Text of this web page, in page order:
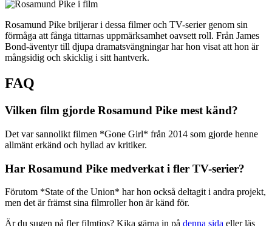
Rosamund Pike briljerar i dessa filmer och TV-serier genom sin
förmåga att fånga tittarnas uppmärksamhet oavsett roll. Från James
Bond-äventyr till djupa dramatsvängningar har hon visat att hon är
mångsidig och skicklig i sitt hantverk.
FAQ
Vilken film gjorde Rosamund Pike mest känd?
Det var sannolikt filmen *Gone Girl* från 2014 som gjorde henne
allmänt erkänd och hyllad av kritiker.
Har Rosamund Pike medverkat i fler TV-serier?
Förutom *State of the Union* har hon också deltagit i andra projekt,
men det är främst sina filmroller hon är känd för.
Är du sugen på fler filmtips? Kika gärna in på denna sida eller läs